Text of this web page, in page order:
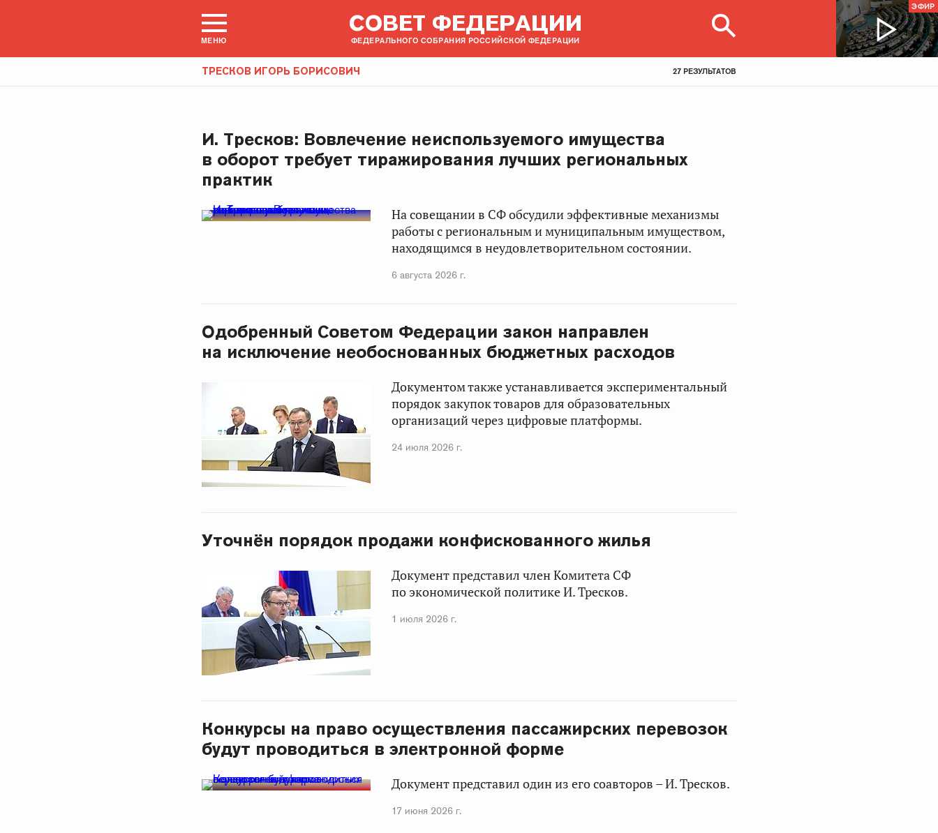
МЕНЮ
СОВЕТ ФЕДЕРАЦИИ
ФЕДЕРАЛЬНОГО СОБРАНИЯ РОССИЙСКОЙ ФЕДЕРАЦИИ
ЭФИР
ТРЕСКОВ ИГОРЬ БОРИСОВИЧ 27 РЕЗУЛЬТАТОВ
И. Тресков: Вовлечение неиспользуемого имущества
в оборот требует тиражирования лучших региональных
практик
На совещании в СФ обсудили эффективные механизмы
работы с региональным и муниципальным имуществом,
находящимся в неудовлетворительном состоянии.
6 августа 2026 г.
Одобренный Советом Федерации закон направлен
на исключение необоснованных бюджетных расходов
Документом также устанавливается экспериментальный
порядок закупок товаров для образовательных
организаций через цифровые платформы.
24 июля 2026 г.
Уточнён порядок продажи конфискованного жилья
Документ представил член Комитета СФ
по экономической политике И. Тресков.
1 июля 2026 г.
Конкурсы на право осуществления пассажирских перевозок
будут проводиться в электронной форме
Документ представил один из его соавторов – И. Тресков.
17 июня 2026 г.